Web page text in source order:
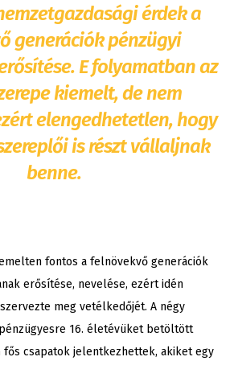
érdek a
generációk pénzügyi
E folyamatban az
kiemelt, de nem
elengedhetetlen, hogy
is részt vállaljnak
benne.
fontos a felnövekvő generációk
erősítése, nevelése, ezért idén
meg vetélkedőjét. A négy
16. életévüket betöltött
csapatok jelentkezhettek, akiket egy